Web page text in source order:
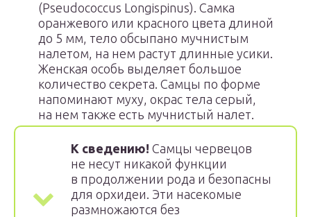
(Pseudococcus Longispinus). Самка
оранжевого или красного цвета длиной
до 5 мм, тело обсыпано мучнистым
налетом, на нем растут длинные усики.
Женская особь выделяет большое
количество секрета. Самцы по форме
напоминают муху, окрас тела серый,
на нем также есть мучнистый налет.
К сведению! Самцы червецов
не несут никакой функции
в продолжении рода и безопасны
для орхидеи. Эти насекомые
размножаются без